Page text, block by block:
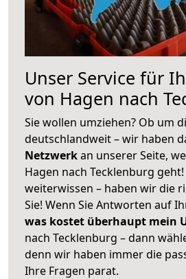
Unser Service für
von Hagen nach
Sie wollen umziehen? Ob um
deutschlandweit – wir haben
Netzwerkan unserer Seite,
Hagen nach Tecklenburg
weiterwissen – haben wir die
Sie! Wenn Sie Antworten auf
was kostet überhaupt mein
nach Tecklenburg – dann
denn wir haben immer die
Ihre Fragen parat.